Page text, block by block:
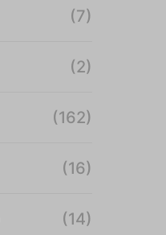
(7)
(2)
(162)
(16)
(14)